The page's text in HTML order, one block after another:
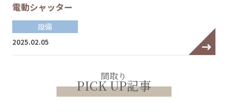
電動シャッター
設備
2025.02.05
間取り
PICK UP記事